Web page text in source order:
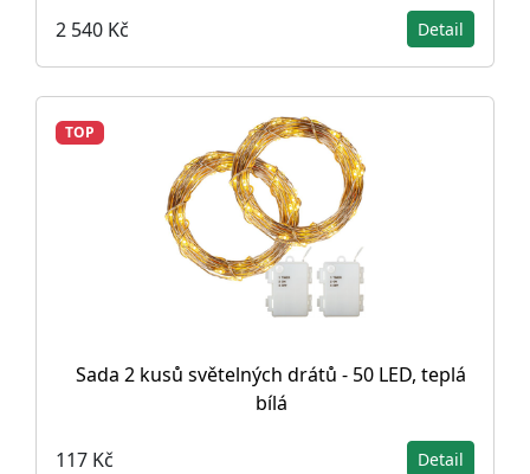
2 540 Kč Detail
TOP
Sada 2 kusů světelných drátů - 50 LED, teplá
bílá
117 Kč Detail